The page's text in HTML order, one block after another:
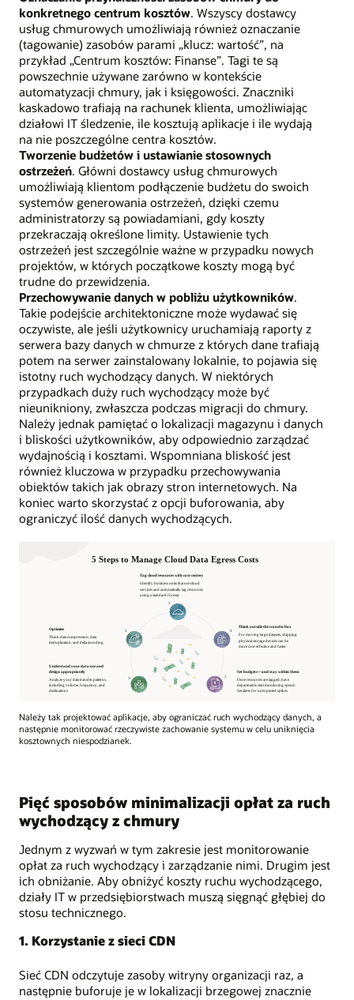
konkretnego centrum kosztów. Wszyscy dostawcy
usług chmurowych umożliwiają również oznaczanie
(tagowanie) zasobów parami „klucz: wartość”, na
przykład „Centrum kosztów: Finanse”. Tagi te są
powszechnie używane zarówno w kontekście
automatyzacji chmury, jak i księgowości. Znaczniki
kaskadowo trafiają na rachunek klienta, umożliwiając
działowi IT śledzenie, ile kosztują aplikacje i ile wydają
na nie poszczególne centra kosztów.
Tworzenie budżetów i ustawianie stosownych
ostrzeżeń. Główni dostawcy usług chmurowych
umożliwiają klientom podłączenie budżetu do swoich
systemów generowania ostrzeżeń, dzięki czemu
administratorzy są powiadamiani, gdy koszty
przekraczają określone limity. Ustawienie tych
ostrzeżeń jest szczególnie ważne w przypadku nowych
projektów, w których początkowe koszty mogą być
trudne do przewidzenia.
Przechowywanie danych w pobliżu użytkowników.
Takie podejście architektoniczne może wydawać się
oczywiste, ale jeśli użytkownicy uruchamiają raporty z
serwera bazy danych w chmurze z których dane trafiają
potem na serwer zainstalowany lokalnie, to pojawia się
istotny ruch wychodzący danych. W niektórych
przypadkach duży ruch wychodzący może być
nieunikniony, zwłaszcza podczas migracji do chmury.
Należy jednak pamiętać o lokalizacji magazynu i danych
i bliskości użytkowników, aby odpowiednio zarządzać
wydajnością i kosztami. Wspomniana bliskość jest
również kluczowa w przypadku przechowywania
obiektów takich jak obrazy stron internetowych. Na
koniec warto skorzystać z opcji buforowania, aby
ograniczyć ilość danych wychodzących.
Należy tak projektować aplikacje, aby ograniczać ruch wychodzący danych, a
następnie monitorować rzeczywiste zachowanie systemu w celu uniknięcia
kosztownych niespodzianek.
Pięć sposobów minimalizacji opłat za ruch
wychodzący z chmury
Jednym z wyzwań w tym zakresie jest monitorowanie
opłat za ruch wychodzący i zarządzanie nimi. Drugim jest
ich obniżanie. Aby obniżyć koszty ruchu wychodzącego,
działy IT w przedsiębiorstwach muszą sięgnąć głębiej do
stosu technicznego.
1. Korzystanie z sieci CDN
Sieć CDN odczytuje zasoby witryny organizacji raz, a
następnie buforuje je w lokalizacji brzegowej znacznie